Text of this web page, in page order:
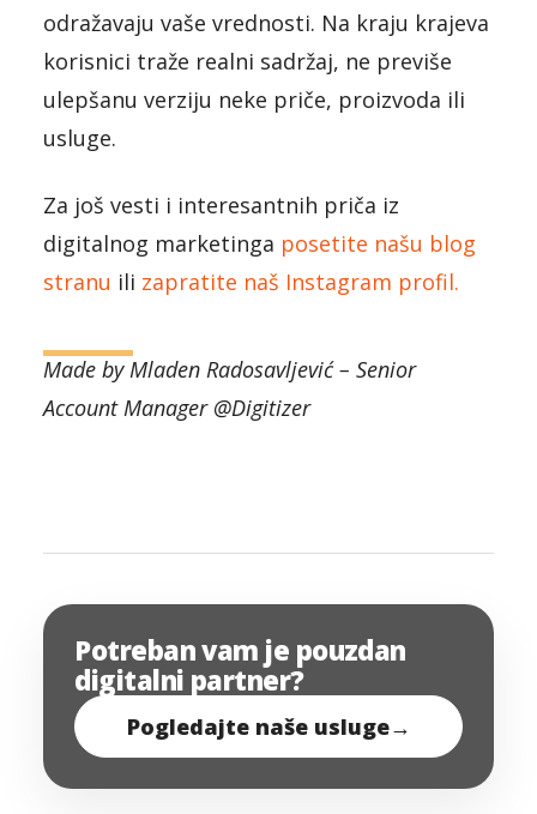
odražavaju vaše vrednosti. Na kraju krajeva
korisnici traže realni sadržaj, ne previše
ulepšanu verziju neke priče, proizvoda ili
usluge.
Za još vesti i interesantnih priča iz
digitalnog marketinga posetite našu blog
stranu ili zapratite naš Instagram profil.
Made byMladen Radosavljević– Senior
Account Manager @Digitizer
Potreban vam je pouzdan
digitalni partner?
Pogledajte naše usluge→